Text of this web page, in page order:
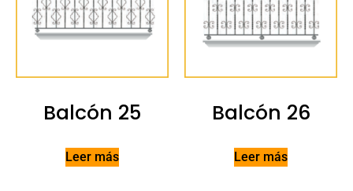
Balcón 25
Leer más
Balcón 26
Leer más